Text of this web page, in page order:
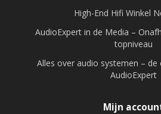
High-End Hifi Winkel
AudioExpert in de Media –
topniveau
Alles over audio systemen – de
AudioExpert
Mijn